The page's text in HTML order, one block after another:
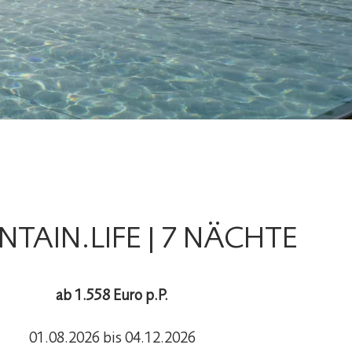
| 7 NÄCHTE
ab 1.558 Euro p.P.
01.08.2026 bis 04.12.2026